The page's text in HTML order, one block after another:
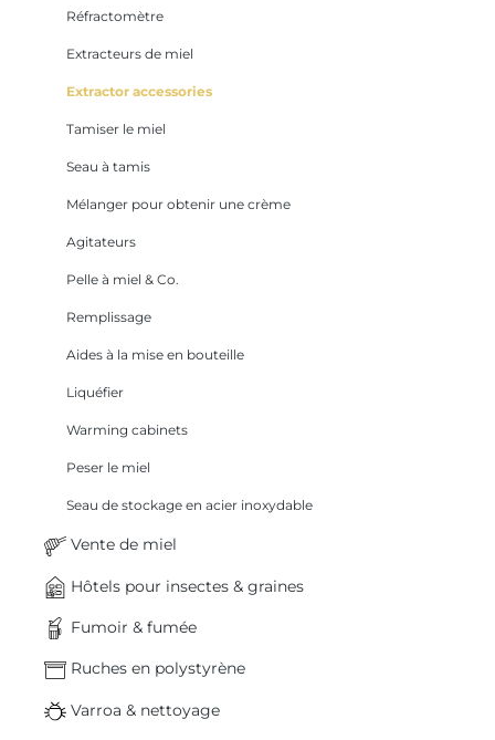
Réfractomètre
Extracteurs de miel
Extractor accessories
Tamiser le miel
Seau à tamis
Mélanger pour obtenir une crème
Agitateurs
Pelle à miel & Co.
Remplissage
Aides à la mise en bouteille
Liquéfier
Warming cabinets
Peser le miel
Seau de stockage en acier inoxydable
Vente de miel
Hôtels pour insectes & graines
Fumoir & fumée
Ruches en polystyrène
Varroa & nettoyage